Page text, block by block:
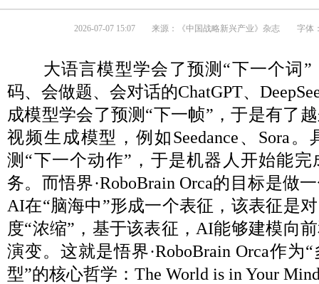
2026-07-07 15:07 来源： 《中国战略新兴产业》杂志 字体
大语言模型学会了预测“下一个词
码、会做题、会对话的ChatGPT、
成模型学会了预测“下一帧”，于是有了
视频生成模型，例如Seedance、Sora
测“下一个动作”，于是机器人开始能
务。而悟界·RoboBrain Orca的目标是做
AI在“脑海中”形成一个表征，该表征是
度“浓缩”，基于该表征，AI能够建模向
演变。这就是悟界·RoboBrain Orca作为
型”的核心哲学：The World is in Your